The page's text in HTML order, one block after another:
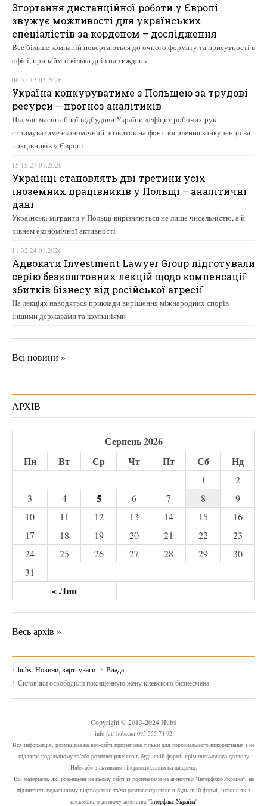
Згортання дистанційної роботи у Європі
звужує можливості для українських
спеціалістів за кордоном – дослідження
Все більше компаній повертаються до очного формату та присутності в
офісі, принаймні кілька днів на тиждень
08:51 13.02.2026
Україна конкуруватиме з Польщею за трудові
ресурси – прогноз аналітиків
Під час масштабної відбудови України дефіцит робочих рук
стримуватиме економічний розвиток на фоні посилення конкуренції за
працівників у Європі
15:15 27.01.2026
Українці становлять дві третини усіх
іноземних працівників у Польщі – аналітичні
дані
Українські мігранти у Польщі вирізняються не лише чисельністю, а й
рівнем економічної активності
11:32 24.01.2026
Адвокати Investment Lawyer Group підготували
серію безкоштовних лекцій щодо компенсації
збитків бізнесу від російської агресії
На лекціях наводяться приклади вирішення міжнародних спорів
іншими державами та компаніями
Всі новини »
АРХІВ
Серпень 2026
Пн
Вт Ср Чт Пт Сб Нд
« Лип
1
2
3
4 5 6 7 8
9
10
11 12 13 14 15
16
17
18 19 20 21 22
23
24
25 26 27 28 29
30
31
Весь архів »
hubs. Новини, варті уваги
Влада
Силовики освободили похищенную жену киевского бизнесмена
Copyright © 2013-2024 Hubs
info (at) hubs.ua 095-555-74-92
Вся інформація, розміщена на веб-сайті призначена тільки для персонального використання і не
підлягає подальшому та/або розповсюдженню в будь-якій формі, крім письмового дозволу
Hubs або з активним гіперпосиланням на джерело.
Всі матеріали, які розміщені на цьому сайті із посиланням на агентство "Інтерфакс-Україна", не
підлягають подальшому відтворенню та/чи розповсюдженню в будь-якій формі, інакше як з
письмового дозволу агентства "Інтерфакс-Україна"